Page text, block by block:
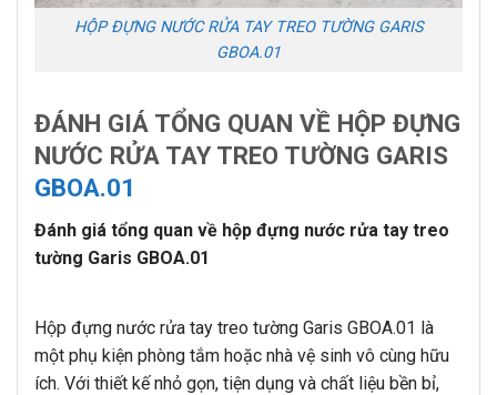
HỘP ĐỰNG NƯỚC RỬA TAY TREO TƯỜNG GARIS
GBOA.01
ĐÁNH GIÁ TỔNG QUAN VỀ HỘP ĐỰNG
NƯỚC RỬA TAY TREO TƯỜNG GARIS
GBOA.01
Đánh giá tổng quan về hộp đựng nước rửa tay treo
tường Garis GBOA.01
Hộp đựng nước rửa tay treo tường Garis GBOA.01 là
một phụ kiện phòng tắm hoặc nhà vệ sinh vô cùng hữu
ích. Với thiết kế nhỏ gọn, tiện dụng và chất liệu bền bỉ,